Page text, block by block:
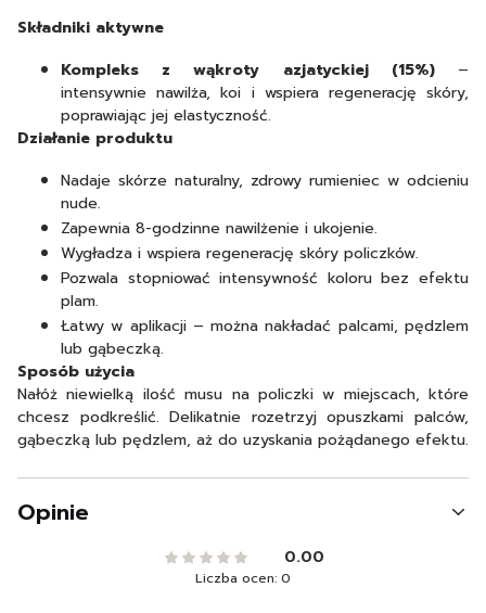
Składniki aktywne
Kompleks z wąkroty azjatyckiej (15%)–
intensywnie nawilża, koi i wspiera regenerację skóry,
poprawiając jej elastyczność.
Działanie produktu
Nadaje skórze naturalny, zdrowy rumieniec w odcieniu
nude.
Zapewnia 8-godzinne nawilżenie i ukojenie.
Wygładza i wspiera regenerację skóry policzków.
Pozwala stopniować intensywność koloru bez efektu
plam.
Łatwy w aplikacji – można nakładać palcami, pędzlem
lub gąbeczką.
Sposób użycia
Nałóż niewielką ilość musu na policzki w miejscach, które
chcesz podkreślić. Delikatnie rozetrzyj opuszkami palców,
gąbeczką lub pędzlem, aż do uzyskania pożądanego efektu.
Opinie
0.00
Liczba ocen: 0